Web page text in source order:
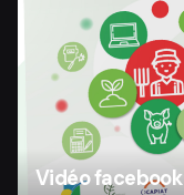
Vidéo facebook